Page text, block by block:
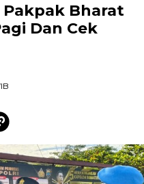
Bharat
Dan Cek